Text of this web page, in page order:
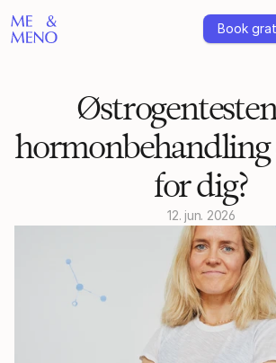
Book
hormonbehandling
for dig?
12. jun. 2026